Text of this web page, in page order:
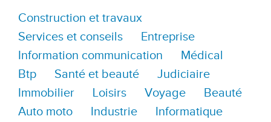
Construction et travaux
Services et conseils
Entreprise
Information communication
Médical
Btp
Santé et beauté
Judiciaire
Immobilier
Loisirs Voyage
Beauté
Auto moto
Industrie
Informatique